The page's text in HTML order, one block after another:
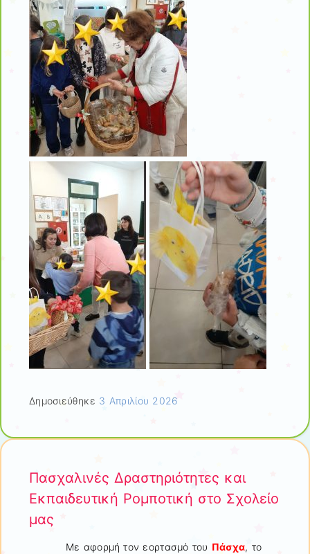
Δημοσιεύθηκε 3 Απριλίου 2026
Πασχαλινές Δραστηριότητες και
Εκπαιδευτική Ρομποτική στο Σχολείο
μας
Με αφορμή τον εορτασμό του Πάσχα, το